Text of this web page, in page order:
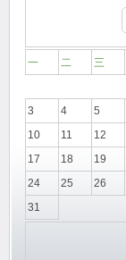
一 二 三
3
4 5
10
11 12
17
18 19
24
25 26
31